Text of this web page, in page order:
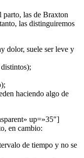
parto, las de Braxton
las distinguiremos
dolor, suele ser leve y
haciendo algo de
up=»35″]
en cambio:
de tiempo y no se